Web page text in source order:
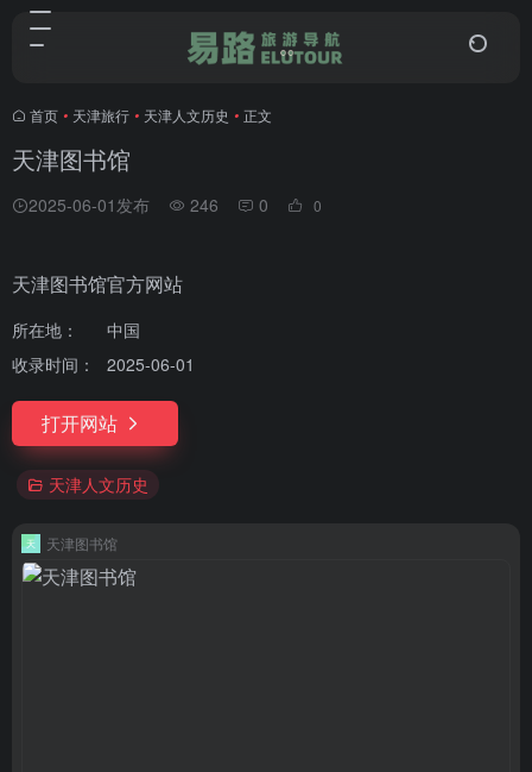
首页 • 天津旅行 • 天津人文历史 • 正文
天津图书馆
2025-06-01发布 246 0 0
天津图书馆官方网站
所在地：
中国
收录时间：
2025-06-01
打开网站
天津人文历史
天津图书馆